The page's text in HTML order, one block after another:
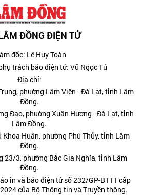
ĐỒNG ĐIỆN TỬ
đốc: Lê Huy Toàn
trách báo điện tử: Vũ Ngọc Tú
Địa chỉ:
phường Lâm Viên - Đà Lạt, tỉnh Lâm
Đồng.
Đạo, phường Xuân Hương - Đà Lạt, tỉnh
Lâm Đồng.
Khoa Huân, phường Phú Thủy, tỉnh Lâm
Đồng.
23/3, phường Bắc Gia Nghĩa, tỉnh Lâm
Đồng.
in và báo điện tử số 232/GP-BTTT cấp
của Bộ Thông tin và Truyền thông.